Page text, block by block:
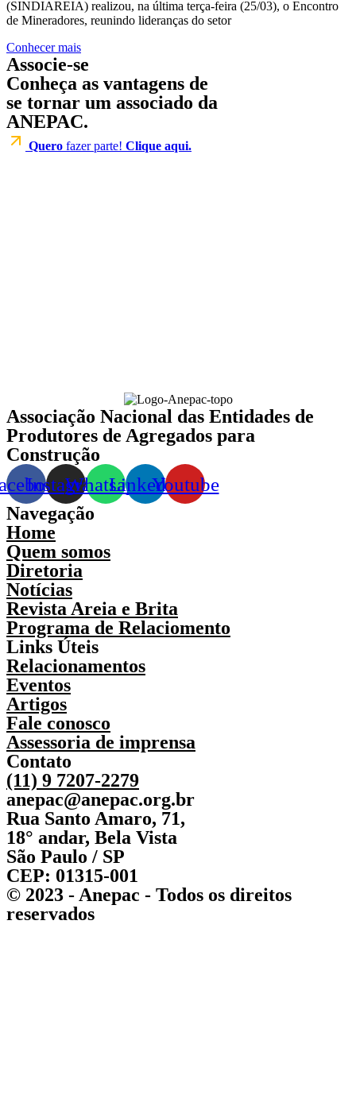
(SINDIAREIA) realizou, na última terça-feira (25/03), o Encontro
de Mineradores, reunindo lideranças do setor
Conhecer mais
Associe-se
Conheça as vantagens de
se tornar um associado da
ANEPAC.
Quero fazer parte! Clique aqui.
Associação Nacional das Entidades de
Produtores de Agregados para
Construção
InstagramWhatsappLinkedinYoutube
Navegação
Home
Quem somos
Diretoria
Notícias
Revista Areia e Brita
Programa de Relaciomento
Links Úteis
Relacionamentos
Eventos
Artigos
Fale conosco
Assessoria de imprensa
Contato
(11) 9 7207-2279
anepac@anepac.org.br
Rua Santo Amaro, 71,
18° andar, Bela Vista
São Paulo / SP
CEP: 01315-001
© 2023 - Anepac - Todos os direitos
reservados